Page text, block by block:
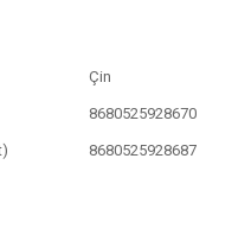
Çin
8680525928670
8680525928687